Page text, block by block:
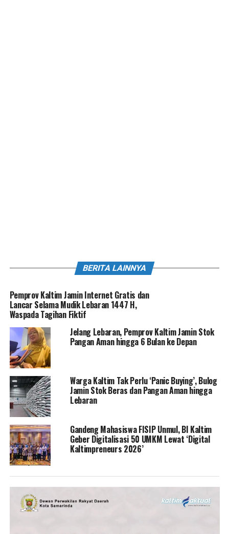
BERITA LAINNYA
Pemprov Kaltim Jamin Internet Gratis dan
Lancar Selama Mudik Lebaran 1447 H,
Waspada Tagihan Fiktif
Jelang Lebaran, Pemprov Kaltim Jamin Stok
Pangan Aman hingga 6 Bulan ke Depan
Warga Kaltim Tak Perlu ‘Panic Buying’, Bulog
Jamin Stok Beras dan Pangan Aman hingga
Lebaran
Gandeng Mahasiswa FISIP Unmul, BI Kaltim
Geber Digitalisasi 50 UMKM Lewat ‘Digital
Kaltimpreneurs 2026’